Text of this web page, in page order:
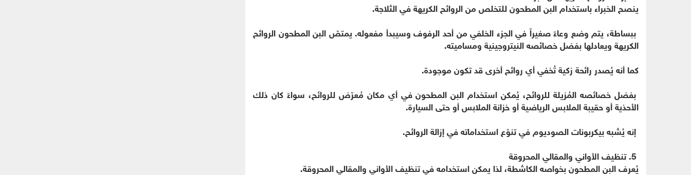
ينصح الخبراء باستخدام البن المطحون للتخلص من الروائح الكريهة في الثلاجة.
ببساطة، يتم وضع وعاءً صغيراً في الجزء الخلفي من أحد الرفوف وسيبدأ مفعوله. يمتصّ البن المطحون الروائح
الكريهة ويعادلها بفضل خصائصه النيتروجينية ومساميته.
كما أنه يُصدر رائحة زكية تُخفي أي روائح أخرى قد تكون موجودة.
بفضل خصائصه المُزيلة للروائح، يُمكن استخدام البن المطحون في أي مكان مُعرّض للروائح، سواءً كان ذلك
الأحذية أو حقيبة الملابس الرياضية أو خزانة الملابس أو حتى السيارة.
إنه يُشبه بيكربونات الصوديوم في تنوّع استخداماته في إزالة الروائح.
يُعرف البن المطحون بخواصه الكاشطة، لذا يمكن استخدامه في تنظيف الأواني والمقالي المحروقة.